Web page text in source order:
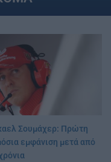
Σουμάχερ: Πρώτη
εμφάνιση μετά από